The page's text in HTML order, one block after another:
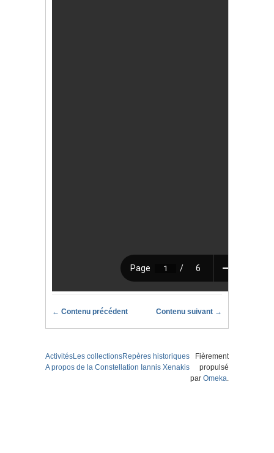
← Contenu précédent Contenu suivant →
ActivitésLes collectionsRepères historiques
A propos de la Constellation Iannis Xenakis
Fièrement
propulsé
par Omeka.